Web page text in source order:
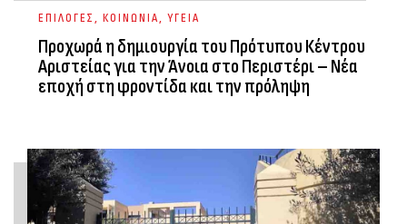
ΕΠΙΛΟΓΕΣ, ΚΟΙΝΩΝΙΑ, ΥΓΕΙΑ
Προχωρά η δημιουργία του Πρότυπου Κέντρου
Αριστείας για την Άνοια στο Περιστέρι – Νέα
εποχή στη φροντίδα και την πρόληψη